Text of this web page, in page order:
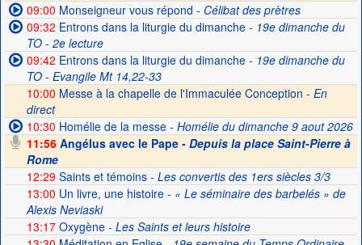
09:00 Monseigneur vous répond - Célibat des prètres
09:32 Entrons dans la liturgie du dimanche- 19e dimanche du
TO - 2e lecture
09:42 Entrons dans la liturgie du dimanche- 19e dimanche du
TO - Evangile Mt 14,22-33
10:00 Messe à la chapelle de l'Immaculée Conception - En
direct
10:30 Homélie de la messe- Homélie du dimanche 9 aout 2026
11:56Angélus avec le Pape - Depuis la place Saint-Pierre à
Rome
12:29Saints et témoins- Les convertis des 1ers siècles 3/3
13:00 Un livre, une histoire- « Le séminaire des barbelés » de
Alexis Neviaski
13:17Oxygène- Les Saints et leurs histoire